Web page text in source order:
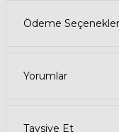
• Gözlük temizleme bezi
Ürün Kullanımı
pedlerini ayarlayın. Güneş
Ödeme
Yorumlar
Tavsiye Et